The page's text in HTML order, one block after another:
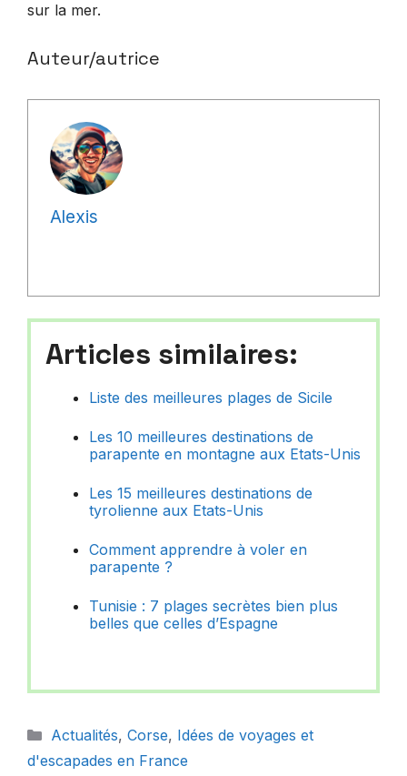
sur la mer.
Auteur/autrice
Alexis
Articles similaires:
Liste des meilleures plages de Sicile
Les 10 meilleures destinations de
parapente en montagne aux Etats-Unis
Les 15 meilleures destinations de
tyrolienne aux Etats-Unis
Comment apprendre à voler en
parapente ?
Tunisie : 7 plages secrètes bien plus
belles que celles d’Espagne
Catégories
Actualités, Corse, Idées de voyages et
d'escapades en France